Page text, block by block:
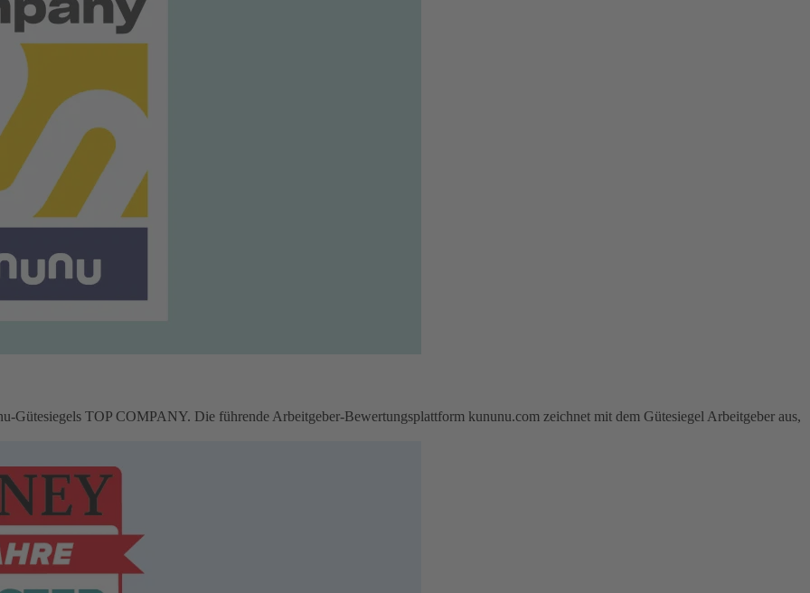
Gütesiegels TOP COMPANY. Die führende Arbeitgeber-Bewertungsplattform kununu.com zeichnet mit dem Gütesiegel Arbeitgeber aus,